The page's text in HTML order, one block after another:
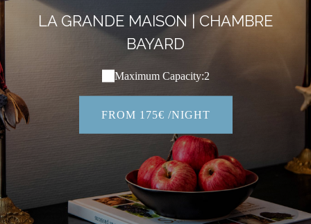
LA GRANDE MAISON | CHAMBRE
BAYARD
Maximum Capacity:2
FROM 175€ /NIGHT